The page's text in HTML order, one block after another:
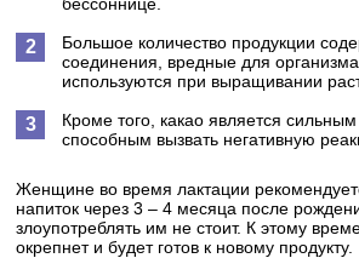
Большое количество продукции
соединения, вредные для
используются при выращивании
Кроме того, какао является
способным вызвать негативную
Женщине во время лактации
напиток через 3 – 4 месяца после
злоупотреблять им не стоит. К этому
окрепнет и будет готов к новому продукту.